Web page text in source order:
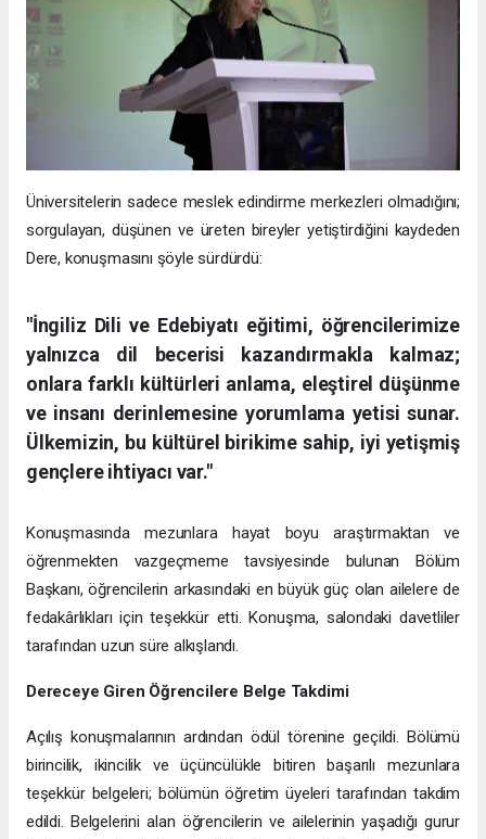
Üniversitelerin sadece meslek edindirme merkezleri olmadığını;
sorgulayan, düşünen ve üreten bireyler yetiştirdiğini kaydeden
Dere, konuşmasını şöyle sürdürdü:
"İngiliz Dili ve Edebiyatı eğitimi, öğrencilerimize
yalnızca dil becerisi kazandırmakla kalmaz;
onlara farklı kültürleri anlama, eleştirel düşünme
ve insanı derinlemesine yorumlama yetisi sunar.
Ülkemizin, bu kültürel birikime sahip, iyi yetişmiş
gençlere ihtiyacı var."
Konuşmasında mezunlara hayat boyu araştırmaktan ve
öğrenmekten vazgeçmeme tavsiyesinde bulunan Bölüm
Başkanı, öğrencilerin arkasındaki en büyük güç olan ailelere de
fedakârlıkları için teşekkür etti. Konuşma, salondaki davetliler
tarafından uzun süre alkışlandı.
Dereceye Giren Öğrencilere Belge Takdimi
Açılış konuşmalarının ardından ödül törenine geçildi. Bölümü
birincilik, ikincilik ve üçüncülükle bitiren başarılı mezunlara
teşekkür belgeleri; bölümün öğretim üyeleri tarafından takdim
edildi. Belgelerini alan öğrencilerin ve ailelerinin yaşadığı gurur